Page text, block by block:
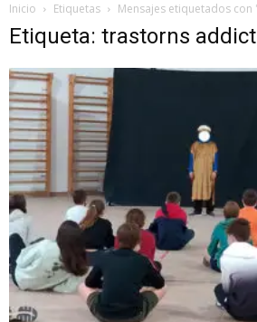
Inicio Etiquetas Mensajes etiquetados
Etiqueta: trastorns